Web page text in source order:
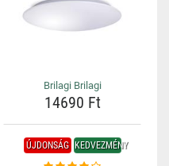
Brilagi Brilagi
14690 Ft
ÚJDONSÁG KEDVEZMÉNY